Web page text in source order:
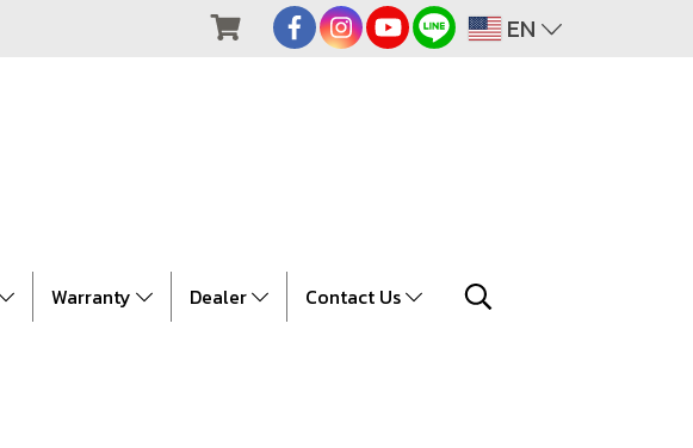
EN
Warranty Dealer Contact Us